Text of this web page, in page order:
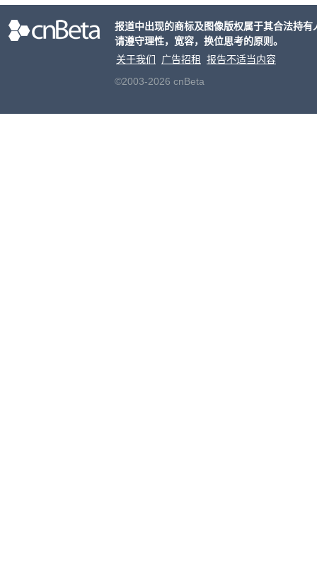
报道中出现的商标及图像版权属于其合法持
请遵守理性，宽容，换位思考的原则。
关于我们
广告招租
报告不适当内容
©2003-2026 cnBeta